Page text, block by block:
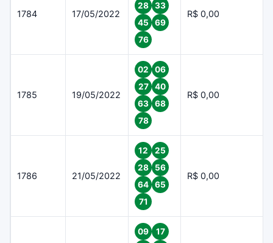
1784 17/05/2022
28
33
45
69
76
R$ 0,00
1785 19/05/2022
02
06
27
40
63
68
78
R$ 0,00
1786 21/05/2022
12
25
28
56
64
65
71
R$ 0,00
09
17